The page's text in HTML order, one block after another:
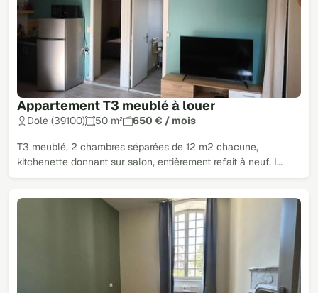
Appartement T3 meublé à louer
Dole (39100) 50 m² 650 € / mois
T3 meublé, 2 chambres séparées de 12 m2 chacune,
kitchenette donnant sur salon, entièrement refait à neuf. I…